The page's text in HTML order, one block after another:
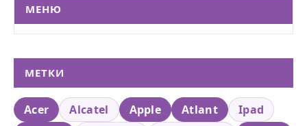
МЕНЮ
МЕТКИ
Acer Alcatel Apple Atlant
Ipad